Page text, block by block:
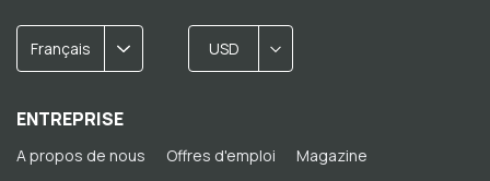
Français USD
ENTREPRISE
A propos de nous Offres d'emploi
Magazine